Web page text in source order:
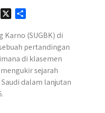
a
r
e
Karno (SUGBK) di
pertandingan
di klasemen
sejarah
dalam lanjutan